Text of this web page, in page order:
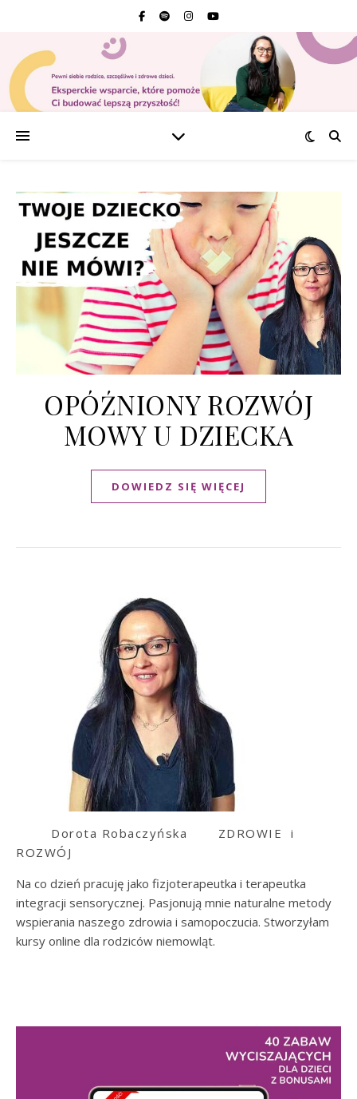
OPÓŹNIONY ROZWÓJ
MOWY U DZIECKA
DOWIEDZ SIĘ WIĘCEJ
Dorota Robaczyńska ZDROWIE i
ROZWÓJ
Na co dzień pracuję jako fizjoterapeutka i terapeutka
integracji sensorycznej. Pasjonują mnie naturalne metody
wspierania naszego zdrowia i samopoczucia. Stworzyłam
kursy online dla rodziców niemowląt.